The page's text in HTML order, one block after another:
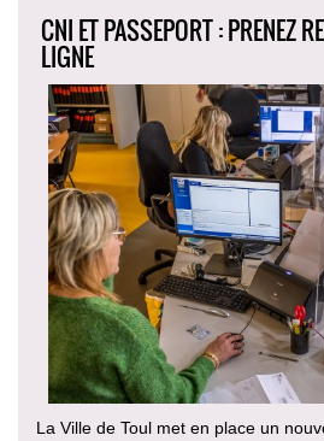
CNI ET PASSEPORT : PRENEZ
LIGNE
La Ville de Toul met en place un